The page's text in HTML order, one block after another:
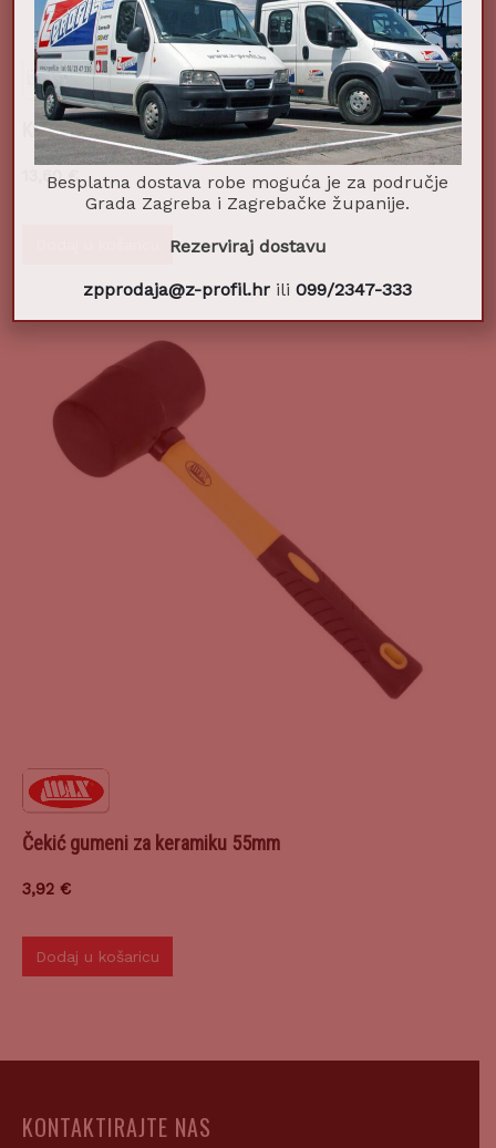
Kruna dijamantna za keramiku fi20
13,60€
Čekić gumeni za keramiku 55mm
3,92 €
Dodaj u košaricu
KONTAKTIRAJTE NAS
Besplatna dostava robe moguća je za područje
Grada Zagreba i Zagrebačke županije.
Rezerviraj dostavu
zpprodaja@z-profil.hr ili099/2347-333